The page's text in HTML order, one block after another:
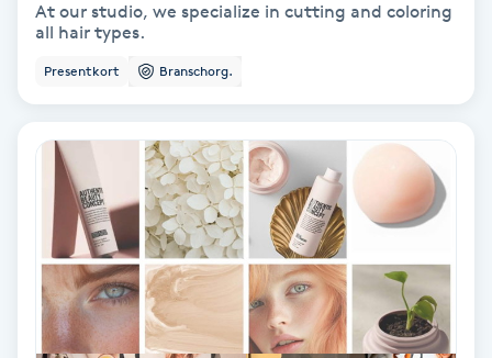
Face framing
Fet hårbotten
Fettreducering
Fibromassage
At our studio, we specialize in cutting and coloring
all hair types.
Presentkort Branschorg.